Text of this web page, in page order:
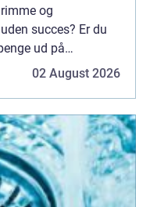
og
succes? Er du
ud på
plastre, mundspray
02 August 2026